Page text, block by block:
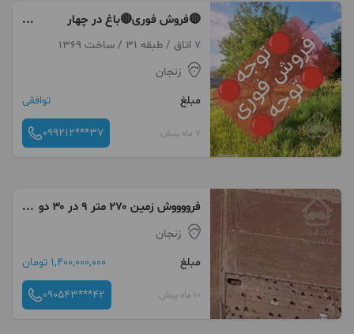
🔴فروش فوری🔴باغ در چهار
کیلومتری زنجان ۳۰۰۰ متر زیر
قیمت
7 اتاق / طبقه 31 / ساخت 1369
زنجان
مبلغ
توافقی
7 ماه پیش 099212***37
فرووووش زمین ۲۷۰ متر ۹ در ۳۰ دو
طرفه زنجان
مبلغ
1,400,000,000 تومان
10 ماه پیش 090543***42